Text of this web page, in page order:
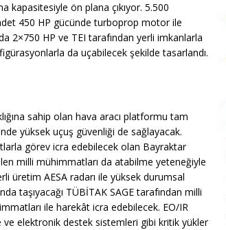
kapasitesiyle ön plana çıkıyor. 5.500
450 HP gücünde turboprop motor ile
2×750 HP ve TEI tarafından yerli imkanlarla
da uçabilecek şekilde tasarlandı.
sahip olan hava aracı platformu tam
yüksek uçuş güvenliği de sağlayacak.
görev icra edebilecek olan Bayraktar
milli mühimmatları da atabilme yeteneğiyle
üretim AESA radarı ile yüksek durumsal
taşıyacağı TÜBİTAK SAGE tarafından milli
ile harekât icra edebilecek. EO/IR
ve elektronik destek sistemleri gibi kritik yükler